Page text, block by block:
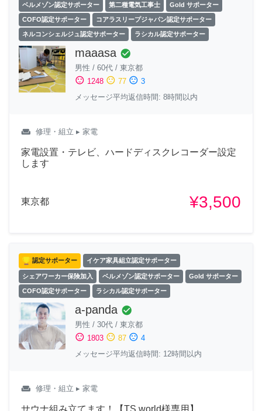
ベルメゾン認定サポーター 第二種電気工事士 Gold サポーター
COFO認定サポーター コアラスリープジャパン認定サポーター
ネルコンシェルジュ認定サポーター ラシカル認定サポーター
maaasa check_circle
男性 / 60代 / 東京都
sentiment_satisfied 1248 sentiment_neutral 77 sentiment_dissatisfied 3
メッセージ平均返信時間: 8時間以内
weekend 修理・組立 ▸ 家電
家電設置・テレビ、ハードディスクレコーダー設定
します
東京都 ¥3,500
認定サポーター イケア家具組立認定サポーター
シェアワーカー保険加入 ベルメゾン認定サポーター Gold サポーター
COFO認定サポーター ラシカル認定サポーター
a-panda check_circle
男性 / 30代 / 東京都
sentiment_satisfied 1803 sentiment_neutral 87 sentiment_dissatisfied 4
メッセージ平均返信時間: 12時間以内
weekend 修理・組立 ▸ 家電